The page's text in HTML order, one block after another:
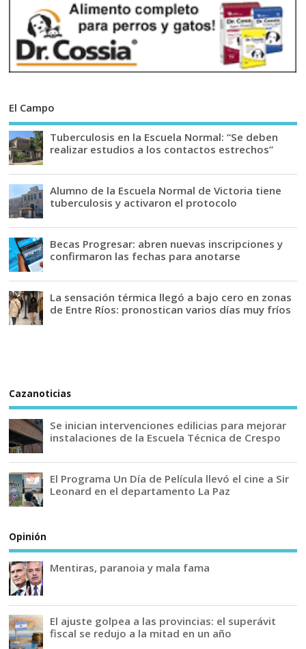
El Campo
Tuberculosis en la Escuela Normal: “Se deben
realizar estudios a los contactos estrechos”
Alumno de la Escuela Normal de Victoria tiene
tuberculosis y activaron el protocolo
Becas Progresar: abren nuevas inscripciones y
confirmaron las fechas para anotarse
La sensación térmica llegó a bajo cero en zonas
de Entre Ríos: pronostican varios días muy fríos
Cazanoticias
Se inician intervenciones edilicias para mejorar
instalaciones de la Escuela Técnica de Crespo
El Programa Un Día de Película llevó el cine a Sir
Leonard en el departamento La Paz
Opinión
Mentiras, paranoia y mala fama
El ajuste golpea a las provincias: el superávit
fiscal se redujo a la mitad en un año